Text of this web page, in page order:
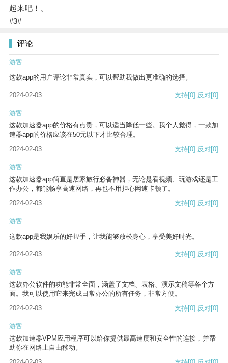
起来吧！。
#3#
评论
游客
这款app的用户评论非常真实，可以帮助我做出更准确的选择。
2024-02-03 支持[0] 反对[0]
游客
这款加速器app的价格有点贵，可以适当降低一些。我个人觉得，一款加
速器app的价格应该在50元以下才比较合理。
2024-02-03
支持[0] 反对[0]
游客
这款加速器app简直是居家旅行必备神器，无论是看视频、玩游戏还是工
作办公，都能畅享高速网络，再也不用担心网速卡顿了。
2024-02-03
支持[0] 反对[0]
游客
这款app是我娱乐的好帮手，让我能够放松身心，享受美好时光。
2024-02-03 支持[0] 反对[0]
游客
这款办公软件的功能非常全面，涵盖了文档、表格、演示文稿等各个方
面。我可以使用它来完成日常办公的所有任务，非常方便。
2024-02-03
支持[0] 反对[0]
游客
这款加速器VPM应用程序可以给你提供最高速度和安全性的连接，并帮
助你在网络上自由移动。